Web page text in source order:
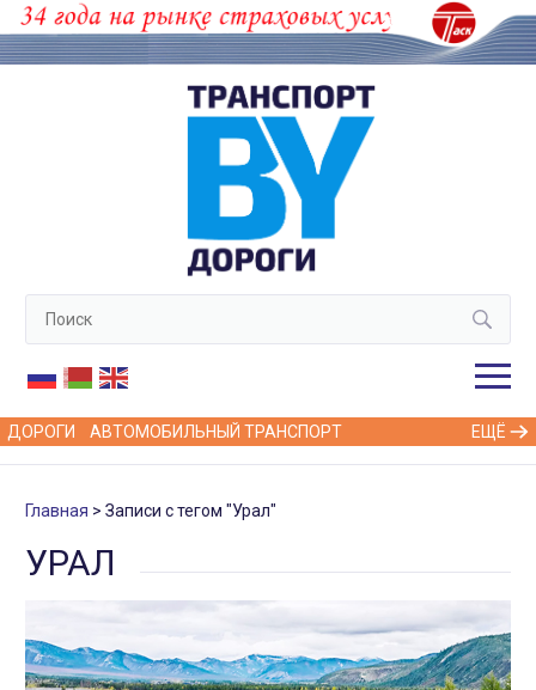
ДОРОГИ АВТОМОБИЛЬНЫЙ ТРАНСПОРТ ЕЩЁ
Главная Записи с тегом "Урал"
УРАЛ